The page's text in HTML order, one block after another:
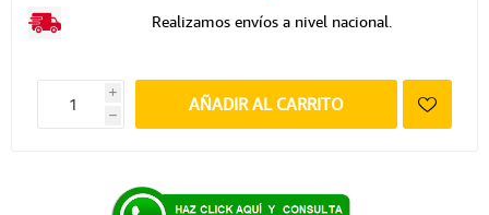
Realizamos envíos a nivel nacional.
i
h
AÑADIR AL CARRITO